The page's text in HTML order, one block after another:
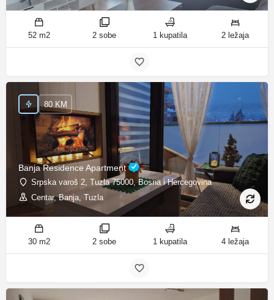
52 m2 2 sobe 1 kupatila 2 ležaja
Banja Residence Apartment
Srpska varoš 2, Tuzla 75000, Bosna i Hercegovina
Centar, Banja, Tuzla
80 KM
30 m2 2 sobe 1 kupatila 4 ležaja